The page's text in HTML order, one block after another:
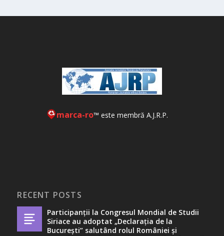
marca-ro™ este membră A.J.R.P.
RECENT POSTS
Participanții la Congresul Mondial de Studii
Siriace au adoptat „Declarația de la
București” salutând rolul României și